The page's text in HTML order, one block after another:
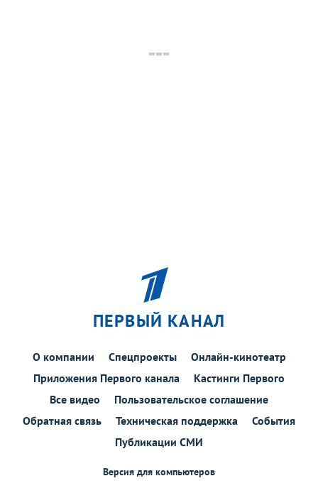
ПЕРВЫЙ КАНАЛ
О компании Спецпроекты
Онлайн-кинотеатр
Приложения Первого канала
Кастинги Первого
Все видео
Пользовательское соглашение
Обратная связь
Техническая поддержка
События
Публикации СМИ
Версия для компьютеров